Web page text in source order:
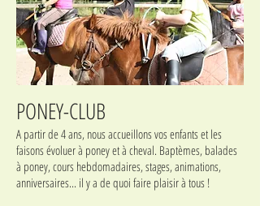
PONEY-CLUB
A partir de 4 ans, nous accueillons vos enfants et les
faisons évoluer à poney et à cheval. Baptèmes, balades
à poney, cours hebdomadaires, stages, animations,
anniversaires... il y a de quoi faire plaisir à tous !